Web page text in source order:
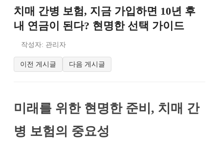
치매 간병 보험, 지금 가입하면 10년 후
내 연금이 된다? 현명한 선택 가이드
작성자: 관리자
이전 게시글 다음 게시글
미래를 위한 현명한 준비, 치매 간
병 보험의 중요성